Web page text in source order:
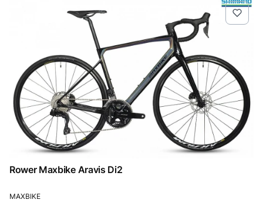
Rower Maxbike Aravis Di2
PRODUCENT
MAXBIKE